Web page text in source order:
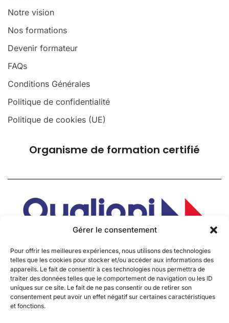
Gérer le consentement
Pour offrir les meilleures expériences, nous utilisons des technologies
telles que les cookies pour stocker et/ou accéder aux informations des
appareils. Le fait de consentir à ces technologies nous permettra de
traiter des données telles que le comportement de navigation ou les ID
uniques sur ce site. Le fait de ne pas consentir ou de retirer son
consentement peut avoir un effet négatif sur certaines caractéristiques
et fonctions.
Notre vision
Nos formations
Devenir formateur
FAQs
Conditions Générales
Politique de confidentialité
Politique de cookies (UE)
Organisme de formation certifié